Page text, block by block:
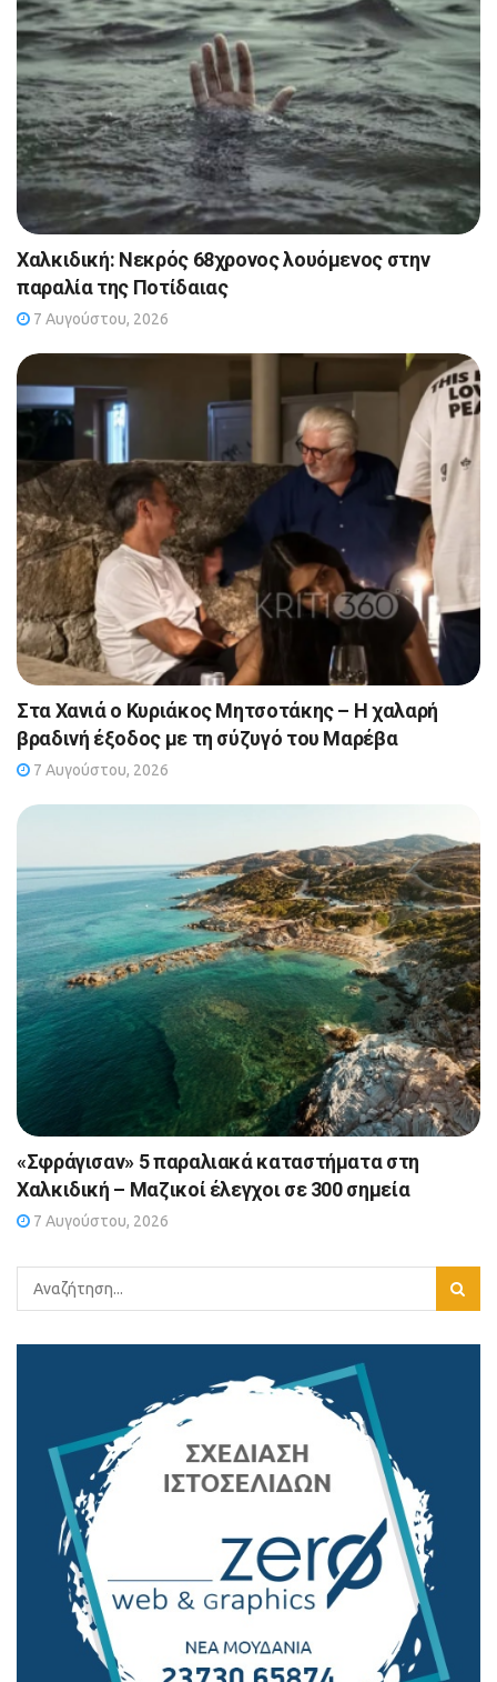
Χαλκιδική: Νεκρός 68χρονος λουόμενος στην
παραλία της Ποτίδαιας
7 Αυγούστου, 2026
Στα Χανιά ο Κυριάκος Μητσοτάκης – Η χαλαρή
βραδινή έξοδος με τη σύζυγό του Μαρέβα
7 Αυγούστου, 2026
«Σφράγισαν» 5 παραλιακά καταστήματα στη
Χαλκιδική – Μαζικοί έλεγχοι σε 300 σημεία
7 Αυγούστου, 2026